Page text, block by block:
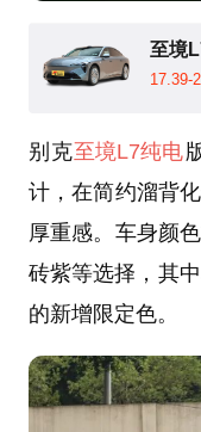
至境
17.39-
别克至境L7纯电
计，在简约溜背
厚重感。车身颜
砖紫等选择，其
的新增限定色。